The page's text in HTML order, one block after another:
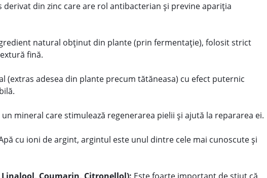
derivat din zinc care are rol antibacterian și previne apariția
natural obținut din plante (prin fermentație), folosit strict
fină.
(extras adesea din plante precum tătăneasa) cu efect puternic
mineral care stimulează regenerarea pielii și ajută la repararea ei.
cu ioni de argint, argintul este unul dintre cele mai cunoscute și